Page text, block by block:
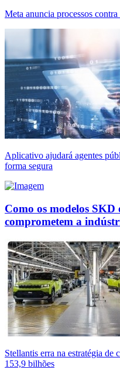
Meta anuncia processos
Aplicativo ajudará agentes
forma segura
Como os modelos SKD
comprometem a
Stellantis erra na estratégia de
153,9 bilhões